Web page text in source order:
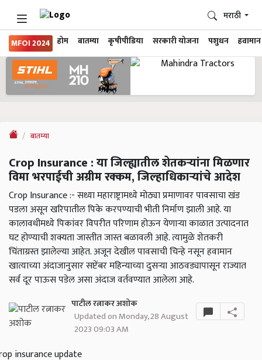
MFOI 2024 होम बातम्या कृषीपीडिया सरकारी योजना पशुधन हवामान
मराठी
बातम्या
Crop Insurance : या जिल्ह्यातील शेतकऱ्यांना मिळणार
विमा भरपाईची अग्रीम रक्कम, जिल्हाधिकाऱ्यांचे आदेश
Crop Insurance :- सध्या महाराष्ट्रामध्ये मोठ्या प्रमाणावर पावसाचा खंड
पडला असून खरिपातील पिके करपण्याची भीती निर्माण झाली आहे. या
कालावधीमध्ये पिकांवर विपरीत परिणाम होऊन येणाऱ्या काळात उत्पादनात
घट होण्याची शक्यता जास्तीत जास्त बळावली आहे. त्यामुळे शेतकरी
चिंताग्रस्त झालेल्या आहेत. अजून देखील पावसाची चिन्हे नसून हवामान
खात्याच्या अंदाजानुसार सप्टेंबर महिन्याच्या दुसऱ्या आठवड्यापासून राज्यात
सर्व दूर पाऊस पडेल असा अंदाज वर्तवण्यात आलेला आहे.
पाटील रत्नाकर अशोक
Updated on Monday, 28 August
2023 09:03 AM